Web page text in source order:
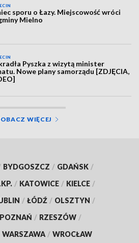
sporu o Łazy. Miejscowość wróci
Mielno
Pyszka z wizytą minister
Nowe plany samorządu [ZDJĘCIA,
WIĘCEJ
BYDGOSZCZ / GDAŃSK /
/ KATOWICE / KIELCE /
/ ŁÓDŹ / OLSZTYN /
POZNAŃ / RZESZÓW /
WARSZAWA / WROCŁAW